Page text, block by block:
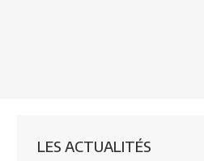
LES ACTUALITÉS